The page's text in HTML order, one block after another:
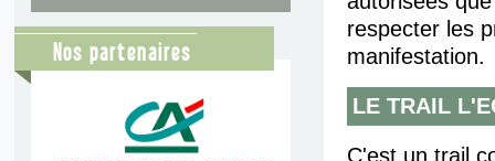
Nos partenaires
respecter les
manifestation.
LE TRAIL
C'est un trail